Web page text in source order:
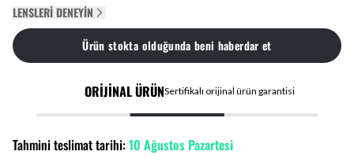
LENSLERI DENEYIN
Ürün stokta olduğunda beni haberdar et
ORİJİNAL ÜRÜNSertifikalı orijinal ürün garantisi
Tahmini teslimat tarihi:10 Ağustos Pazartesi